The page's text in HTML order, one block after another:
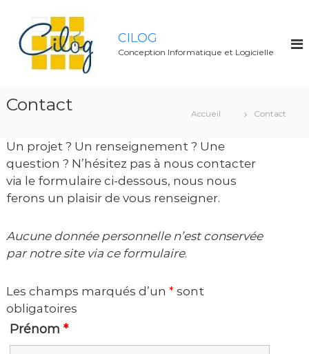
u
n
CILOG
Conception Informatique et Logicielle
Contact Accueil Contact
Un projet ? Un renseignement ? Une
question ? N’hésitez pas à nous contacter
via le formulaire ci-dessous, nous nous
ferons un plaisir de vous renseigner.
Aucune donnée personnelle n’est conservée
par notre site via ce formulaire.
Les champs marqués d’un *sont
obligatoires
Prénom *